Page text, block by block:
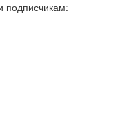
подписчикам: